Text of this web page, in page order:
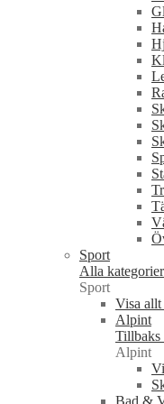
Sport
Alla kategorier
Sport
Visa
Alpint
Tillbaks
Alpint